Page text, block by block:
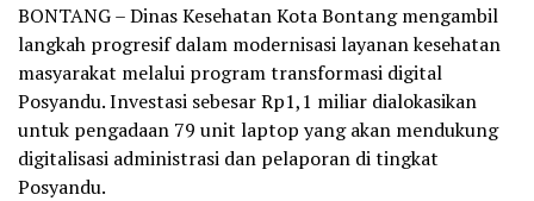
BONTANG – Dinas Kesehatan Kota Bontang mengambil
langkah progresif dalam modernisasi layanan kesehatan
masyarakat melalui program transformasi digital
Posyandu. Investasi sebesar Rp1,1 miliar dialokasikan
untuk pengadaan 79 unit laptop yang akan mendukung
digitalisasi administrasi dan pelaporan di tingkat
Posyandu.